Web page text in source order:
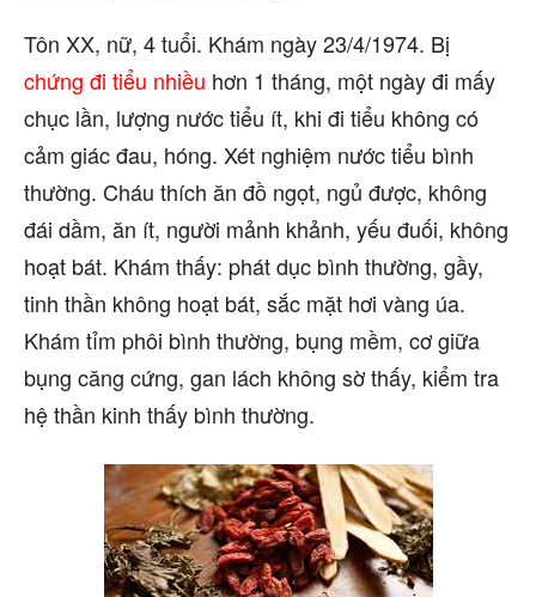
Tôn XX, nữ, 4 tuổi. Khám ngày 23/4/1974. Bị
chứng đi tiểu nhiều hơn 1 tháng, một ngày đi mấy
chục lần, lượng nước tiểu ít, khi đi tiểu không có
cảm giác đau, hóng. Xét nghiệm nước tiểu bình
thường. Cháu thích ăn đồ ngọt, ngủ được, không
đái dầm, ăn ít, người mảnh khảnh, yếu đuối, không
hoạt bát. Khám thấy: phát dục bình thường, gầy,
tinh thần không hoạt bát, sắc mặt hơi vàng úa.
Khám tỉm phôi bình thường, bụng mềm, cơ giữa
bụng căng cứng, gan lách không sờ thấy, kiểm tra
hệ thần kinh thấy bình thường.